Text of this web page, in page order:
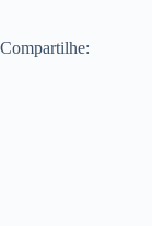
Compartilhe: